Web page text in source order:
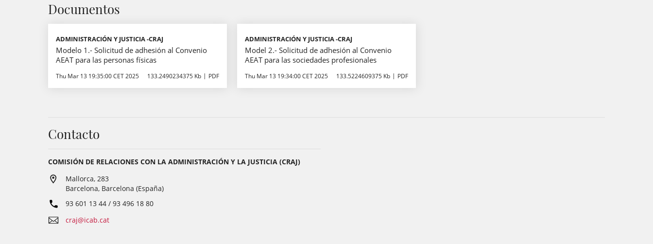
Documentos
ADMINISTRACIÓN Y JUSTICIA -CRAJ
Modelo 1.- Solicitud de adhesión al Convenio
AEAT para las personas físicas
Thu Mar 13 19:35:00 CET 2025 133.2490234375 Kb PDF
ADMINISTRACIÓN Y JUSTICIA -CRAJ
Model 2.- Solicitud de adhesión al Convenio
AEAT para las sociedades profesionales
Thu Mar 13 19:34:00 CET 2025 133.5224609375 Kb PDF
Contacto
COMISIÓN DE RELACIONES CON LA ADMINISTRACIÓN Y LA JUSTICIA (CRAJ)
Mallorca, 283
Barcelona, Barcelona (España)
93 601 13 44 / 93 496 18 80
craj@icab.cat